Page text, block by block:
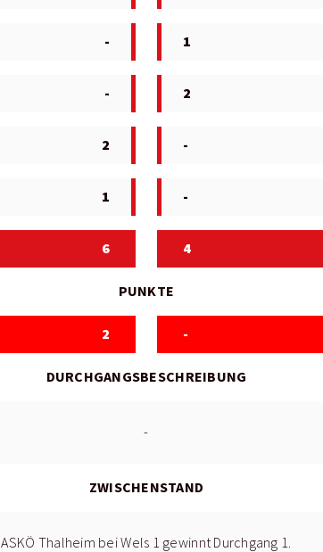
- 1
- 2
2 -
1 -
6 4
PUNKTE
2 -
DURCHGANGSBESCHREIBUNG
-
ZWISCHENSTAND
ASKÖ Thalheim bei Wels 1 gewinnt Durchgang 1.